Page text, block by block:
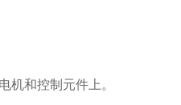
机和控制元件上。